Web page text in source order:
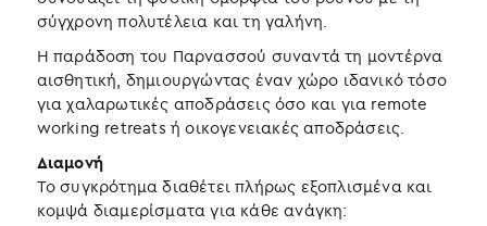
σύγχρονη πολυτέλεια και τη γαλήνη.
Η παράδοση του Παρνασσού συναντά τη μοντέρνα
αισθητική, δημιουργώντας έναν χώρο ιδανικό τόσο
για χαλαρωτικές αποδράσεις όσο και για remote
working retreats ή οικογενειακές αποδράσεις.
Διαμονή
Το συγκρότημα διαθέτει πλήρως εξοπλισμένα και
κομψά διαμερίσματα για κάθε ανάγκη: